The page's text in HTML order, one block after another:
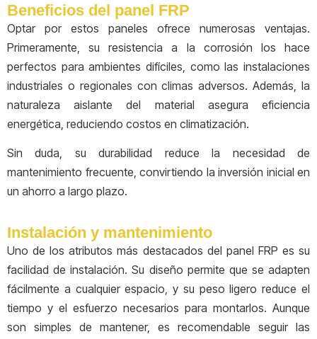
Beneficios del panel FRP
Optar por estos paneles ofrece numerosas ventajas.
Primeramente, su resistencia a la corrosión los hace
perfectos para ambientes difíciles, como las instalaciones
industriales o regionales con climas adversos. Además, la
naturaleza aislante del material asegura eficiencia
energética, reduciendo costos en climatización.
Sin duda, su durabilidad reduce la necesidad de
mantenimiento frecuente, convirtiendo la inversión inicial en
un ahorro a largo plazo.
Instalación y mantenimiento
Uno de los atributos más destacados del panel FRP es su
facilidad de instalación. Su diseño permite que se adapten
fácilmente a cualquier espacio, y su peso ligero reduce el
tiempo y el esfuerzo necesarios para montarlos. Aunque
son simples de mantener, es recomendable seguir las